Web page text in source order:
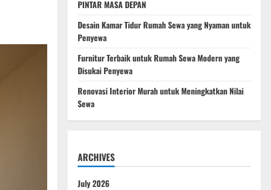
PINTAR MASA DEPAN
Desain Kamar Tidur Rumah Sewa yang Nyaman untuk
Penyewa
Furnitur Terbaik untuk Rumah Sewa Modern yang
Disukai Penyewa
Renovasi Interior Murah untuk Meningkatkan Nilai
Sewa
ARCHIVES
July 2026